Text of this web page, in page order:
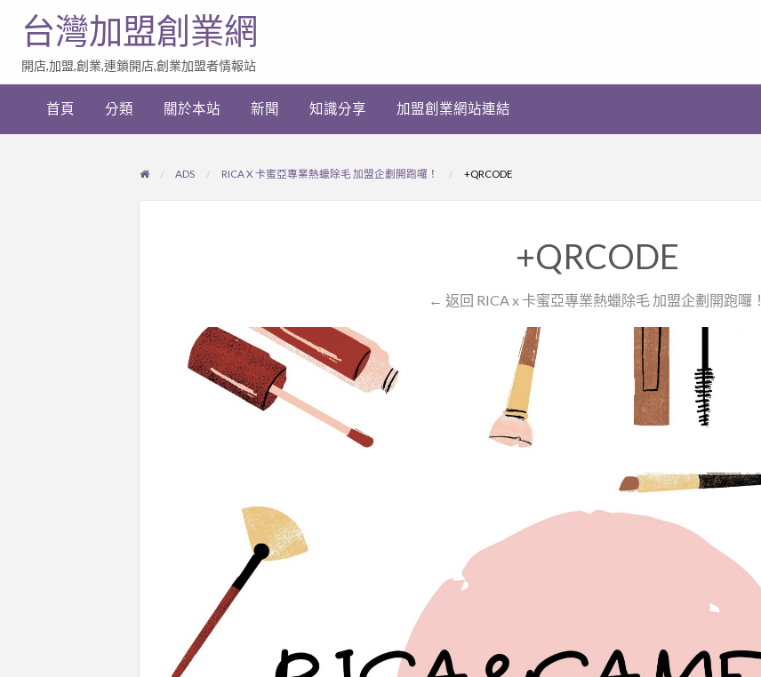
加
業
台灣加盟創業網
開店,加盟,創業,連鎖開店,創業加盟者情報站
首頁 分類 關於本站 新聞 知識分享 加盟創業網站連結
ADS RICA X 卡蜜亞專業熱蠟除毛 加盟企劃開跑囉！ +QRCODE
+QRCODE
← 返回 RICA x 卡蜜亞專業熱蠟除毛 加盟企劃開跑囉！